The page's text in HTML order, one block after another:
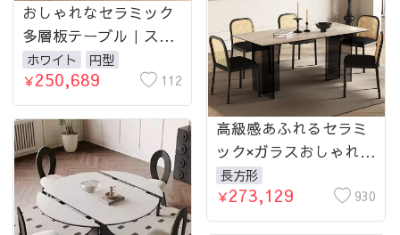
おしゃれなセラミック
多層板テーブル｜スタ
イリッシュなダイニン
グに最適 fmus-4081-
table
ホワイト
円型
￥250,689 112
高級感あふれるセラミ
ック×ガラスおしゃれテ
ーブル｜スタイリッシ
ュなダイニングに最適
fmus-4082-table
長方形
￥273,129 930